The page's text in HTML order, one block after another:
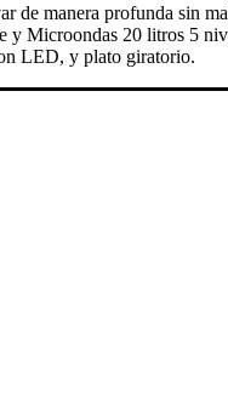
de manera profunda sin
y Microondas 20 litros 5
LED, y plato giratorio.